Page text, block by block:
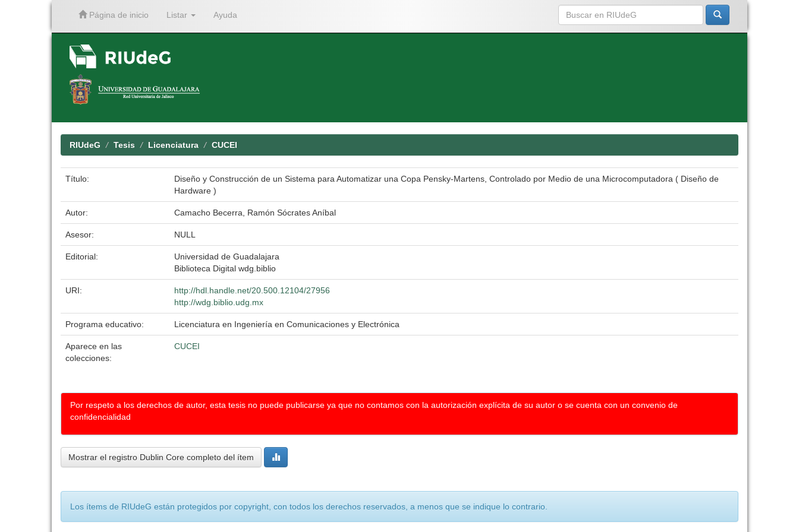
Página de inicio Listar Ayuda
RIUdeG Tesis Licenciatura CUCEI
Título:
Diseño y Construcción de un Sistema para Automatizar una Copa Pensky-Martens, Controlado por Medio de una Microcomputadora ( Diseño de
Hardware )
Autor: Camacho Becerra, Ramón Sócrates Aníbal
Asesor: NULL
Editorial:
Universidad de Guadalajara
Biblioteca Digital wdg.biblio
URI:
http://hdl.handle.net/20.500.12104/27956
http://wdg.biblio.udg.mx
Programa educativo: Licenciatura en Ingeniería en Comunicaciones y Electrónica
Aparece en las
colecciones:
CUCEI
Por respeto a los derechos de autor, esta tesis no puede publicarse ya que no contamos con la autorización explícita de su autor o se cuenta con un convenio de
confidencialidad
Mostrar el registro Dublin Core completo del ítem
Los ítems de RIUdeG están protegidos por copyright, con todos los derechos reservados, a menos que se indique lo contrario.